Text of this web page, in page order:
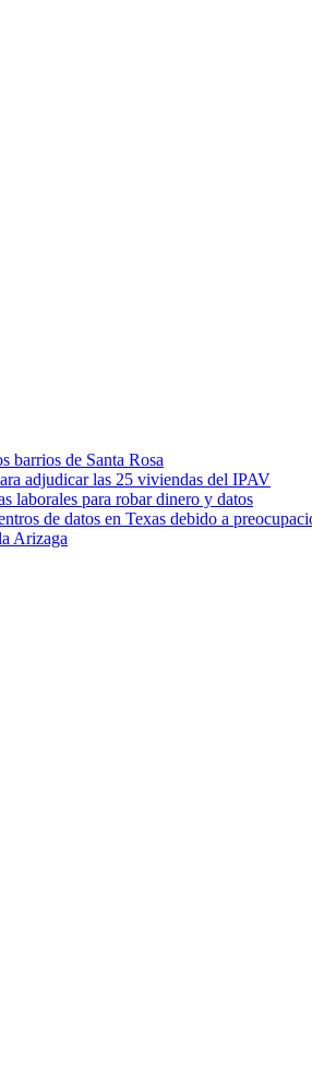
barrios de Santa Rosa
adjudicar las 25 viviendas del IPAV
laborales para robar dinero y datos
de datos en Texas debido a
Arizaga